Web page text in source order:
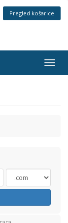
Pregled košarice